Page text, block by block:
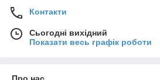
Контакти
Сьогодні вихідний
Показати весь графік роботи